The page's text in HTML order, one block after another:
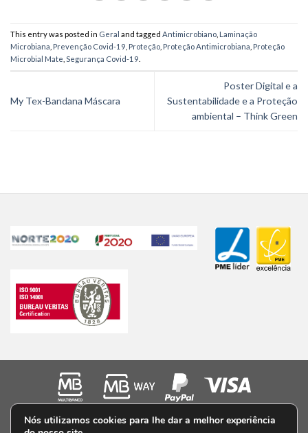
This entry was posted in Geral and tagged Antimicrobiano Laminação
Microbiana Prevenção Covid-19 Proteção Proteção Antimicrobiana Proteção
Microbial Mate Segurança Covid-19
My Tex-Bandana Máscara
Poster Digital e a
Sustentabilidade e a Proteção
ambiental – Think Green
PRIVACIDADE
PERGUNTAS FREQUENTES
VALORES/ POLÍTICAS
LIVRO DE RECLAMAÇÕES ONLINE CONTACTOS
Nós utilizamos cookies para lhe dar a melhor experiência